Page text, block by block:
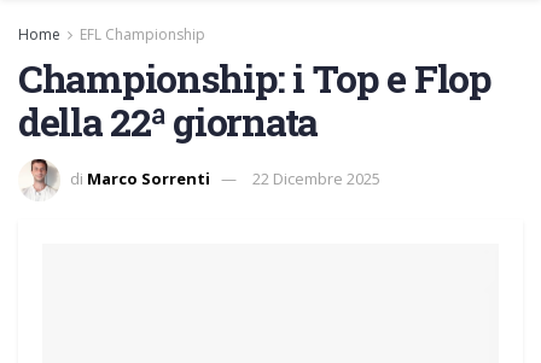
Home EFL Championship
Championship: i Top e Flop
della 22ª giornata
di Marco Sorrenti 22 Dicembre 2025